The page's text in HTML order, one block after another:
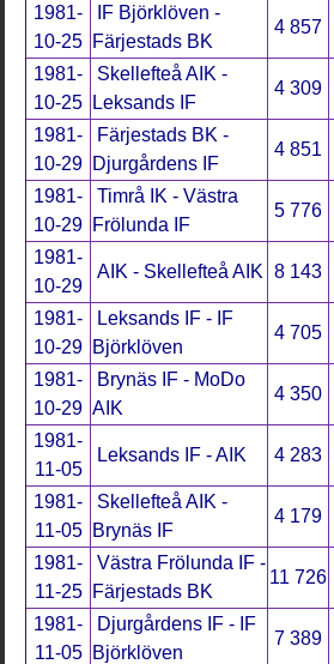
1981-
10-25
IF Björklöven -
Färjestads BK
4 857
1981-
10-25
Skellefteå AIK -
Leksands IF
4 309
1981-
10-29
Färjestads BK -
Djurgårdens IF
4 851
1981-
10-29
Timrå IK - Västra
Frölunda IF
5 776
1981-
10-29
AIK - Skellefteå AIK 8 143
1981-
10-29
Leksands IF - IF
Björklöven
4 705
1981-
10-29
Brynäs IF - MoDo
AIK
4 350
1981-
11-05
Leksands IF - AIK 4 283
1981-
11-05
Skellefteå AIK -
Brynäs IF
4 179
1981-
11-25
Västra Frölunda IF -
Färjestads BK
11 726
1981-
11-05
Djurgårdens IF - IF
Björklöven
7 389